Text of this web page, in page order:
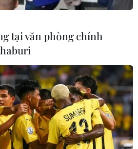
MỤC
nhật thực
tại văn phòng chính